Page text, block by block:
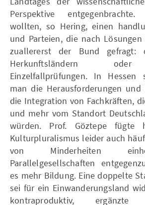
Perspektive
wollten, so Hering, einen
und Parteien, die nach
zuallererst der Bund gefragt:
Herkunftsländern oder
Einzelfallprüfungen. In Hessen
man die Herausforderungen
die Integration von Fachkräften,
und mehr vom Standort
würden. Prof. Göztepe fügte
Kulturpluralismus leider auch
von Minderheiten
Parallelgesellschaften
es mehr Bildung. Eine doppelte
sei für ein Einwanderungsland
kontraproduktiv,